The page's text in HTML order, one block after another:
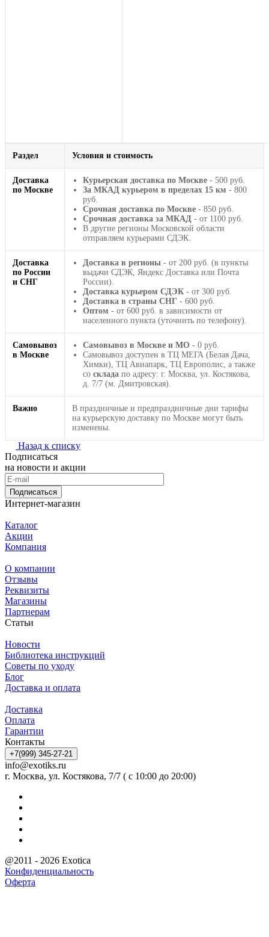
Раздел Условия и стоимость
Доставка
по Москве
Курьерская доставка по Москве - 500 руб.
За МКАД курьером в пределах 15 км - 800
руб.
Срочная доставка по Москве - 850 руб.
Срочная доставка за МКАД - от 1100 руб.
В другие регионы Московской области
отправляем курьерами СДЭК.
Доставка
по России
и СНГ
Доставка в регионы - от 200 руб. (в пункты
выдачи СДЭК, Яндекс Доставка или Почта
России).
Доставка курьером СДЭК - от 300 руб.
Доставка в страны СНГ - 600 руб.
Оптом - от 600 руб. в зависимости от
населенного пункта (уточнить по телефону).
Самовывоз
в Москве
Самовывоз в Москве и МО - 0 руб.
Самовывоз доступен в ТЦ МЕГА (Белая Дача,
Химки), ТЦ Авиапарк, ТЦ Европолис, а также
со склада по адресу: г. Москва, ул. Костякова,
д. 7/7 (м. Дмитровская).
Важно
В праздничные и предпраздничные дни тарифы
на курьерскую доставку по Москве могут быть
изменены.
Назад к списку
Подписаться
на новости и акции
Подписаться
Интернет-магазин
Каталог
Акции
Компания
О компании
Отзывы
Реквизиты
Магазины
Партнерам
Статьи
Новости
Библиотека инструкций
Советы по уходу
Блог
Доставка и оплата
Доставка
Оплата
Гарантии
Контакты
+7(999) 345-27-21
info@exotiks.ru
г. Москва, ул. Костякова, 7/7 ( с 10:00 до 20:00)
@2011 - 2026 Exotica
Конфиденциальность
Оферта